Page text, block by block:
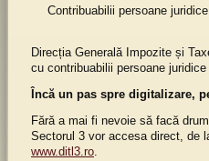
Contribuabilii persoane
Direcția Generală Impozite și
cu contribuabilii persoane
Încă un pas spre digitalizare,
Fără a mai fi nevoie să facă
Sectorul 3 vor accesa direct, de
www.ditl3.ro.